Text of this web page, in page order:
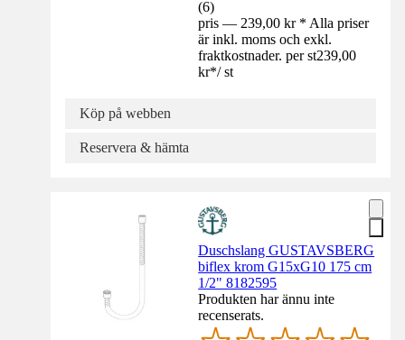
(6)
pris — 239,00 kr * Alla priser
är inkl. moms och exkl.
fraktkostnader. per st239,00
kr*/ st
Köp på webben
Reservera & hämta
Duschslang GUSTAVSBERG
biflex krom G15xG10 175 cm
1/2" 8182595
Produkten har ännu inte
recenserats.